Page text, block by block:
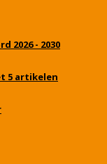
2026 - 2030
5 artikelen